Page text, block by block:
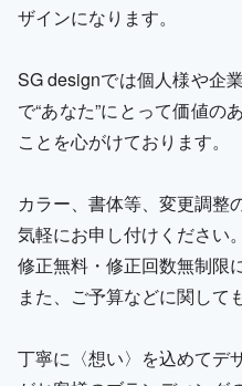
ザインになります。
SG designでは個人様や企
で“あなた”にとって価値の
ことを心がけております。
カラー、書体等、変更調整
気軽にお申し付けください
修正無料・修正回数無制限
また、ご予算などに関して
丁寧に〈想い〉を込めてデ